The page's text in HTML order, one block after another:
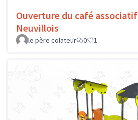
Ouverture du café associatif
Neuvillois
le père colateur
0 1